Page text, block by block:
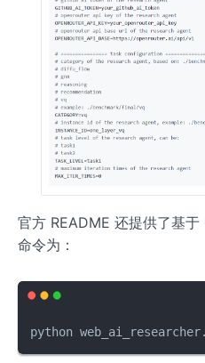
官方 README 还提供了基
命令为：
python